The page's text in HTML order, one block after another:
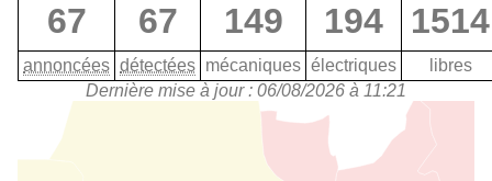
67 67 149 194 1514
annoncées détectées mécaniques électriques
libres
Dernière mise à jour : 06/08/2026 à 11:21